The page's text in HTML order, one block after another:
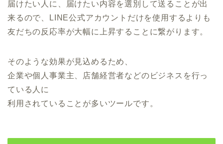
届けたい人に、届けたい内容を選別して送ることが出
来るので、LINE公式アカウントだけを使用するよりも
友だちの反応率が大幅に上昇することに繋がります。
そのような効果が見込めるため、
企業や個人事業主、店舗経営者などのビジネスを行っ
ている人に
利用されていることが多いツールです。